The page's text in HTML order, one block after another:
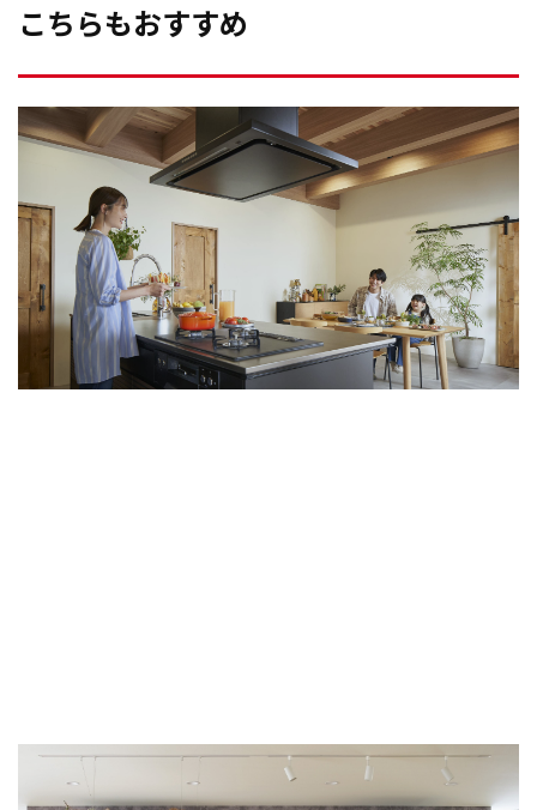
こちらもおすすめ